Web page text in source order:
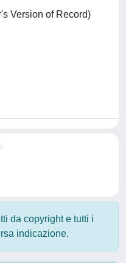
Version of Record)
da copyright e tutti i
indicazione.